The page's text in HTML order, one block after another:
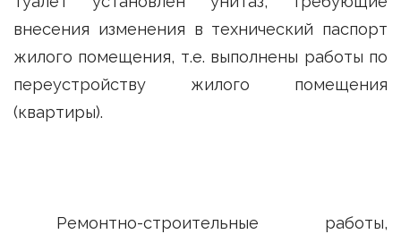
внесения изменения в технический паспорт
жилого помещения, т.е. выполнены работы по
переустройству жилого помещения
(квартиры).
Ремонтно-строительные работы,